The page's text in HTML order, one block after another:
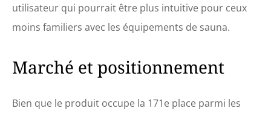
utilisateur qui pourrait être plus intuitive pour ceux
moins familiers avec les équipements de sauna.
Marché et positionnement
Bien que le produit occupe la 171e place parmi les